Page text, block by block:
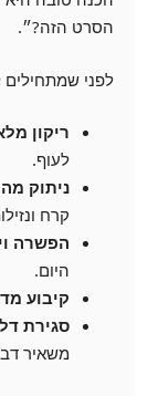
הסרט הזה?״.
לפני שמתחילים
ריקון
לעוף.
ניתוק
קרח
הפשרה
היום.
קיבוע
סגירת
משאיר